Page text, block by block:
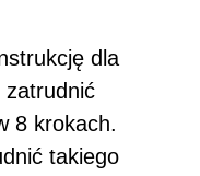
dla
zatrudnić
8 krokach.
takiego